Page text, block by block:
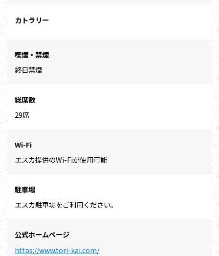
カトラリー
喫煙・禁煙
終日禁煙
総席数
29席
Wi-Fi
エスカ提供のWi-Fiが使用可能
駐車場
エスカ駐車場をご利用ください。
公式ホームページ
https://www.tori-kai.com/